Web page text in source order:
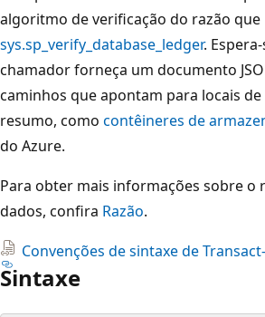
algoritmo de verificação do razão que
sys.sp_verify_database_ledger.
chamador forneça um documento
caminhos que apontam para locais
resumo, como contêineres de
do Azure.
Para obter mais informações sobre o
dados, confira Razão.
Convenções de sintaxe de
Sintaxe